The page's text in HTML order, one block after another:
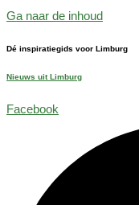
Ga naar de inhoud
Dé inspiratiegids voor Limburg
Nieuws uit Limburg
Facebook